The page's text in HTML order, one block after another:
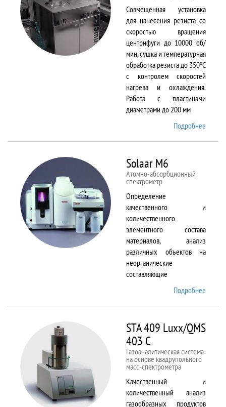
Совмещенная установка
для нанесения резиста со
скоростью вращения
центрифуги до 10000 об/
мин, сушка и температурная
обработка резиста до 350оС
с контролем скоростей
нагрева и охлаждения.
Работа с пластинами
диаметрами до 200 мм
Подробнее
Solaar M6
Атомно-абсорбционный
спектрометр
Определение
качественного и
количественного
элементного состава
материалов, анализ
различных объектов на
неорганические
составляющие
Подробнее
STA 409 Luxx/QMS
403 C
Газоаналитическая система
на основе квадрупольного
масс-спектрометра
Качественный и
количественный анализ
газообразных продуктов